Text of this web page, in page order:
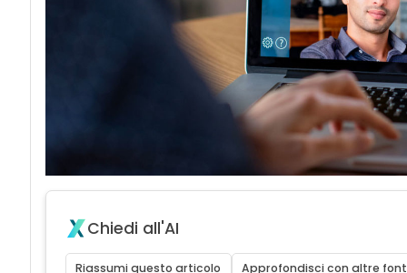
Chiedi all'AI
Riassumi questo articolo Approfondisci con altre